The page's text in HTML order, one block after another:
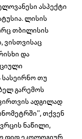
ასპექტი
ლისის
თბილისის
ვისთვისაც
და
თუ
გარემოს
ადგილად
თქვენ
ნაწილი,
დიდ ეკოლოგიურ